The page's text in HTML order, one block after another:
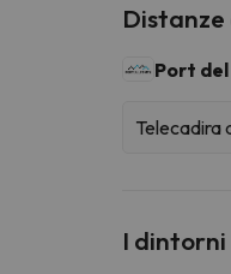
Port
Telecadira
I dintorni